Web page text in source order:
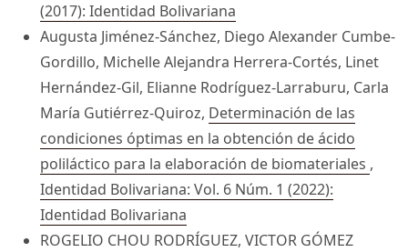
(2017): Identidad Bolivariana
Augusta Jiménez-Sánchez, Diego Alexander Cumbe-
Gordillo, Michelle Alejandra Herrera-Cortés, Linet
Hernández-Gil, Elianne Rodríguez-Larraburu, Carla
María Gutiérrez-Quiroz, Determinación de las
condiciones óptimas en la obtención de ácido
poliláctico para la elaboración de biomateriales ,
Identidad Bolivariana: Vol. 6 Núm. 1 (2022):
Identidad Bolivariana
ROGELIO CHOU RODRÍGUEZ, VICTOR GÓMEZ